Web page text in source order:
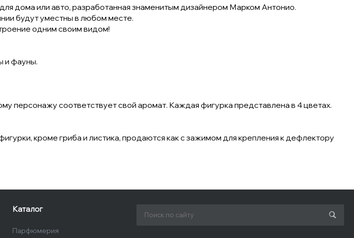
дома или авто, разработанная знаменитым дизайнером Марком Антонио.
будут уместны в любом месте.
одним своим видом!
и фауны.
персонажу соответствует свой аромат. Каждая фигурка представлена в 4 цветах.
кроме гриба и листика, продаются как с зажимом для крепления к дефлектору
Каталог
Парфюмерия